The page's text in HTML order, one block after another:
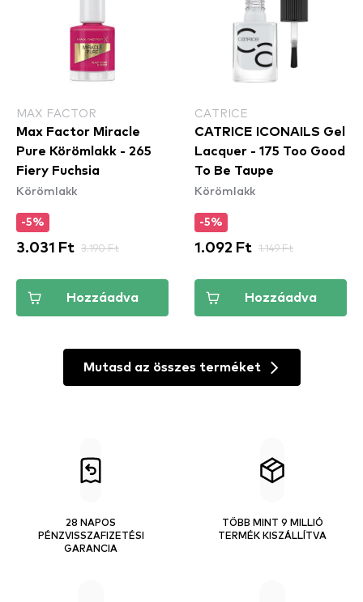
MAX FACTOR
Max Factor Miracle
Pure Körömlakk - 265
Fiery Fuchsia
Körömlakk
-5%
3.031 Ft 3.190 Ft
Hozzáadva
CATRICE
CATRICE ICONAILS Gel
Lacquer - 175 Too Good
To Be Taupe
Körömlakk
-5%
1.092 Ft 1.149 Ft
Hozzáadva
Mutasd az összes terméket
28 NAPOS
PÉNZVISSZAFIZETÉSI
GARANCIA
TÖBB MINT 9 MILLIÓ
TERMÉK KISZÁLLÍTVA